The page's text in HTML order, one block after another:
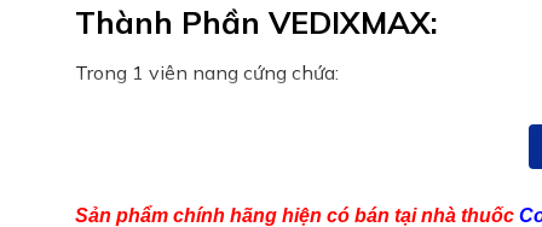
Thành Phần VEDIXMAX:
Trong 1 viên nang cứng chứa:
Lutein 5% (từ Tagetes erecta L.): 20 mg, Kẽm ( từ
(retinyl axetat): 800 mcg, Vitamin B2 (riboflavin):
Phụ liệu: Vỏ nang ( gelatin), chất tạo màu tổng hợp
Sản phẩm chính hãng hiện có bán tại nhà thuốc